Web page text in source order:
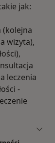
jak:
wizyta),
leczenia
-